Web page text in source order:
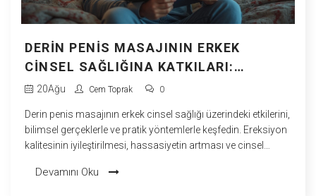
DERIN PENIS MASAJININ ERKEK
CINSEL SAĞLIĞINA KATKILARI:
BILIMSEL BILGILER VE PRATIK
20Ağu Cem Toprak 0
Derin penis masajının erkek cinsel sağlığı üzerindeki etkilerini,
bilimsel gerçeklerle ve pratik yöntemlerle keşfedin. Ereksiyon
kalitesinin iyileştirilmesi, hassasiyetin artması ve cinsel
rehber.
Devamını Oku